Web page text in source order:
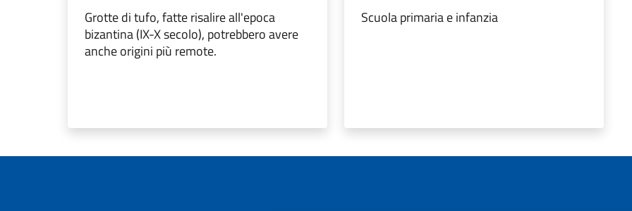
Grotte di tufo, fatte risalire all'epoca
bizantina (IX-X secolo), potrebbero avere
anche origini più remote.
Scuola primaria e infanzia